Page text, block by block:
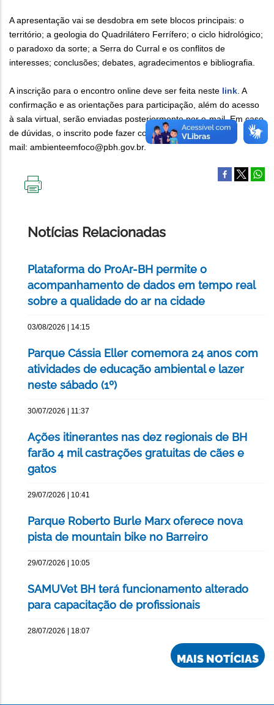
A apresentação vai se desdobra em sete blocos principais: o
território; a geologia do Quadrilátero Ferrífero; o ciclo hidrológico;
o paradoxo da sorte; a Serra do Curral e os conflitos de
interesses; conclusões; debates, agradecimentos e bibliografia.
A inscrição para o encontro online deve ser feita neste link. A
confirmação e as orientações para participação, além do acesso
à sala virtual, serão enviadas posteriormente por e-mail. Em caso
de dúvidas, o inscrito pode fazer contato pelo e-
mail: ambienteemfoco@pbh.gov.br.
Notícias Relacionadas
Plataforma do ProAr-BH permite o
acompanhamento de dados em tempo real
sobre a qualidade do ar na cidade
03/08/2026 | 14:15
Parque Cássia Eller comemora 24 anos com
atividades de educação ambiental e lazer
neste sábado (1º)
30/07/2026 | 11:37
Ações itinerantes nas dez regionais de BH
farão 4 mil castrações gratuitas de cães e
gatos
29/07/2026 | 10:41
Parque Roberto Burle Marx oferece nova
pista de mountain bike no Barreiro
29/07/2026 | 10:05
SAMUVet BH terá funcionamento alterado
para capacitação de profissionais
28/07/2026 | 18:07
MAIS NOTÍCIAS